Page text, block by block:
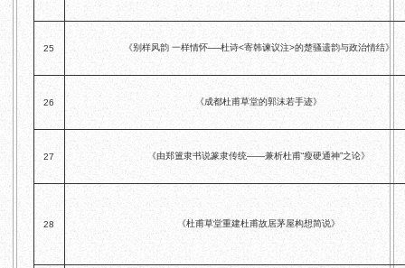
25 《别样风韵 一样情怀──杜诗<寄韩谏议注>的楚骚遗韵与政治情结》
26 《成都杜甫草堂的郭沫若手迹》
27 《由郑簠隶书说篆隶传统——兼析杜甫“瘦硬通神”之论》
28 《杜甫草堂重建杜甫故居茅屋构想简说》